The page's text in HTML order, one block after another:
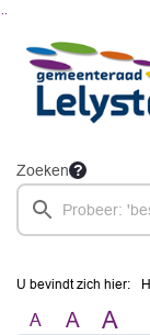
Zoeken
U bevindt zich hier:
A A A